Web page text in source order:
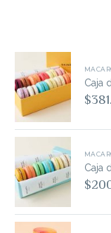
Caja
$
Caja
$